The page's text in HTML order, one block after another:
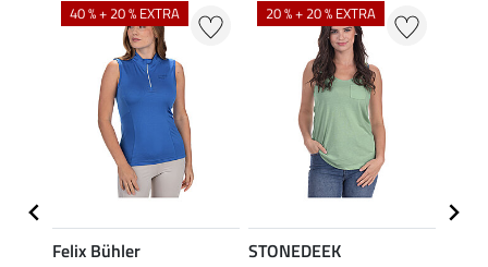
40 % + 20 % EXTRA
Felix Bühler
20 % + 20 % EXTRA
STONEDEEK